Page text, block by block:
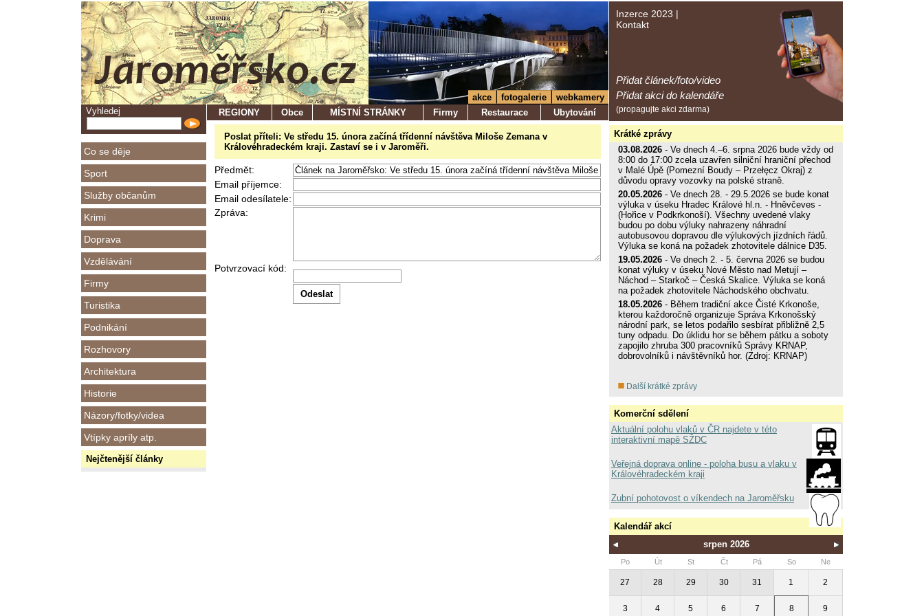
Vyhledej
Co se děje
Sport
Služby občanům
Krimi
Doprava
Vzdělávání
Firmy
Turistika
Podnikání
Rozhovory
Architektura
Historie
Názory/fotky/videa
Vtípky apríly atp.
Nejčtenější články
Inzerce 2023 |
Kontakt
Přidat článek/foto/video
Přidat akci do kalendáře
(propagujte akci zdarma)
akce fotogalerie
webkamery
REGIONY
Obce MÍSTNÍ STRÁNKY Firmy Restaurace Ubytování
Poslat příteli: Ve středu 15. února začíná třídenní návštěva Miloše Zemana v
Královéhradeckém kraji. Zastaví se i v Jaroměři.
Předmět:
Email příjemce:
Email odesílatele:
Zpráva:
Potvrzovací kód:
Krátké zprávy
03.08.2026 - Ve dnech 4.–6. srpna 2026 bude vždy od
8:00 do 17:00 zcela uzavřen silniční hraniční přechod
v Malé Úpě (Pomezní Boudy – Przełęcz Okraj) z
důvodu opravy vozovky na polské straně.
20.05.2026 - Ve dnech 28. - 29.5.2026 se bude konat
výluka v úseku Hradec Králové hl.n. - Hněvčeves -
(Hořice v Podkrkonoší). Všechny uvedené vlaky
budou po dobu výluky nahrazeny náhradní
autobusovou dopravou dle výlukových jízdních řádů.
Výluka se koná na požadek zhotovitele dálnice D35.
19.05.2026 - Ve dnech 2. - 5. června 2026 se budou
konat výluky v úseku Nové Město nad Metují –
Náchod – Starkoč – Česká Skalice. Výluka se koná
na požadek zhotovitele Náchodského obchvatu.
18.05.2026 - Během tradiční akce Čisté Krkonoše,
kterou každoročně organizuje Správa Krkonošský
národní park, se letos podařilo sesbírat přibližně 2,5
tuny odpadu. Do úklidu hor se během pátku a soboty
zapojilo zhruba 300 pracovníků Správy KRNAP,
dobrovolníků i návštěvníků hor. (Zdroj: KRNAP)
Další krátké zprávy
Komerční sdělení
Aktuální polohu vlaků v ČR najdete v této
interaktivní mapě SŽDC
Veřejná doprava online - poloha busu a vlaku v
Královéhradeckém kraji
Zubní pohotovost o víkendech na Jaroměřsku
Kalendář akcí
srpen 2026
Po Út St Čt Pá So Ne
27 28 29 30 31 1 2
3 4 5 6 7 8 9